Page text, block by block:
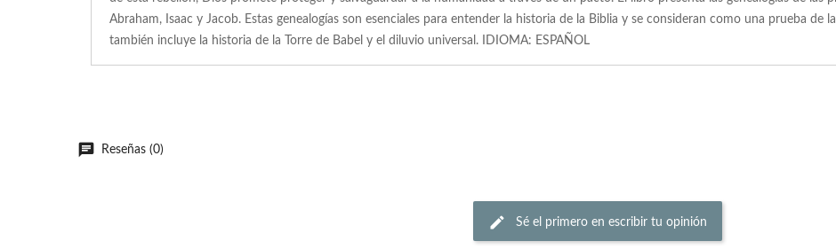
Abraham, Isaac y Jacob. Estas genealogías son esenciales para entender la historia de la Biblia y se consideran como una prueba de
también incluye la historia de la Torre de Babel y el diluvio universal. IDIOMA: ESPAÑOL
Reseñas (0)
Sé el primero en escribir tu opinión